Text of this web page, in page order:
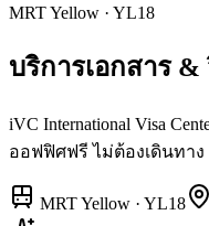
MRT Yellow · YL18
บริการเอกสาร
iVC International Visa
ออฟฟิศฟรี ไม่ต้องเดินทาง
MRT Yellow · YL18